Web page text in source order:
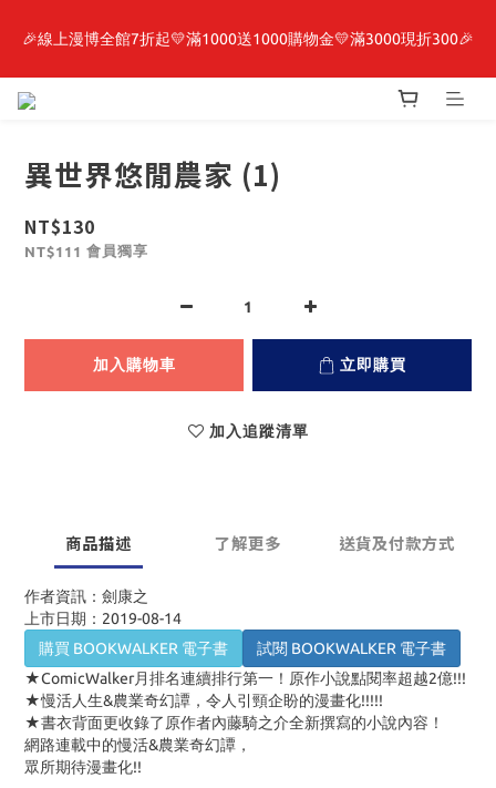
最新開賣🔥「全知讀者視角」 周邊商品
🎉線上漫博全館7折起💛滿1000送1000購物金💛滿3000現折300🎉
【抽籤堂】 影之強者、你又被殺了呢，偵探大人、約會大作戰、
最新開賣🔥「全知讀者視角」 周邊商品
異世界悠閒農家 (1)
NT$130
NT$111 會員獨享
加入購物車 立即購買
加入追蹤清單
商品描述 了解更多 送貨及付款方式
作者資訊：劍康之
上市日期：2019-08-14
購買 BOOKWALKER 電子書
試閱 BOOKWALKER 電子書
★ComicWalker月排名連續排行第一！原作小說點閱率超越2億!!!
★慢活人生&農業奇幻譚，令人引頸企盼的漫畫化!!!!!
★書衣背面更收錄了原作者內藤騎之介全新撰寫的小說內容！
網路連載中的慢活&農業奇幻譚，
眾所期待漫畫化!!